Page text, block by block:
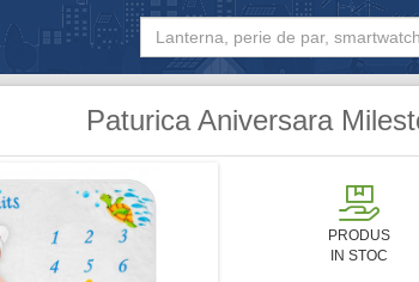
Paturica Aniversara
PRODUS
IN STOC